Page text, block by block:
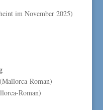
im November 2025)
(Mallorca-Roman)
Roman)